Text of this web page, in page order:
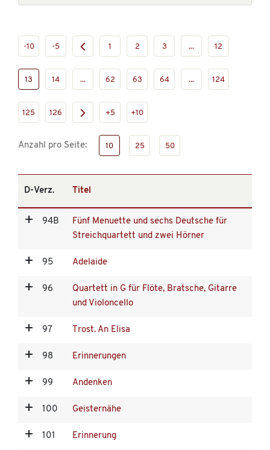
-10 -5 1 2 3 ... 12
13 14 ... 62 63 64 ... 124
125 126 +5 +10
Anzahl pro Seite: 10 25 50
D-Verz. Titel
94B
Fünf Menuette und sechs Deutsche für
Streichquartett und zwei Hörner
95 Adelaide
96
Quartett in G für Flöte, Bratsche, Gitarre
und Violoncello
97 Trost. An Elisa
98 Erinnerungen
99 Andenken
100 Geisternähe
101 Erinnerung